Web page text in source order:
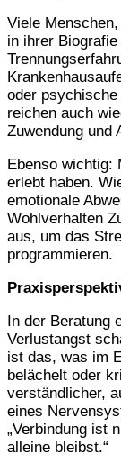
Viele
in ihrer
oder
reichen auch
Zuwendung und
Ebenso wichtig:
erlebt haben.
emotionale
Wohlverhalten
aus, um das
programmieren.
In der Beratung
Verlustangst
ist das, was im
belächelt oder
verständlicher,
eines
„Verbindung ist
alleine bleibst.“